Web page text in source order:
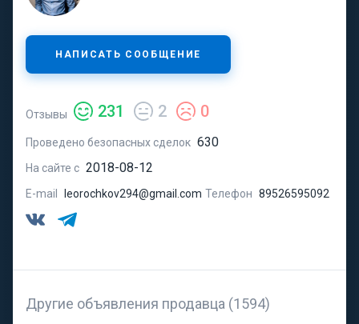
НАПИСАТЬ СООБЩЕНИЕ
Отзывы 231 2 0
Проведено безопасных сделок 630
На сайте с 2018-08-12
E-mail leorochkov294@gmail.com Телефон 89526595092
Другие объявления продавца (1594)